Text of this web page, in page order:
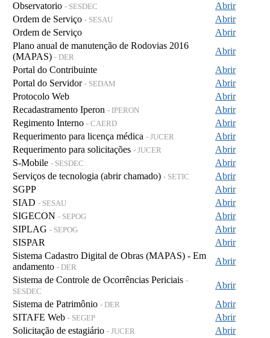
Observatorio - SESDEC
Abrir
Ordem de Serviço - SESAU
Abrir
Ordem de Serviço
Abrir
Plano anual de manutenção de Rodovias 2016
(MAPAS) - DER
Abrir
Portal do Contribuinte
Abrir
Portal do Servidor - SEDAM
Abrir
Protocolo Web
Abrir
Recadastramento Iperon - IPERON
Abrir
Regimento Interno - CAERD
Abrir
Requerimento para licença médica - JUCER
Abrir
Requerimento para solicitações - JUCER
Abrir
S-Mobile - SESDEC
Abrir
Serviços de tecnologia (abrir chamado) - SETIC
Abrir
SGPP
Abrir
SIAD - SESAU
Abrir
SIGECON - SEPOG
Abrir
SIPLAG - SEPOG
Abrir
SISPAR
Abrir
Sistema Cadastro Digital de Obras (MAPAS) - Em
andamento - DER
Abrir
Sistema de Controle de Ocorrências Periciais -
SESDEC
Abrir
Sistema de Patrimônio - DER
Abrir
SITAFE Web - SEGEP
Abrir
Solicitação de estagiário - JUCER
Abrir